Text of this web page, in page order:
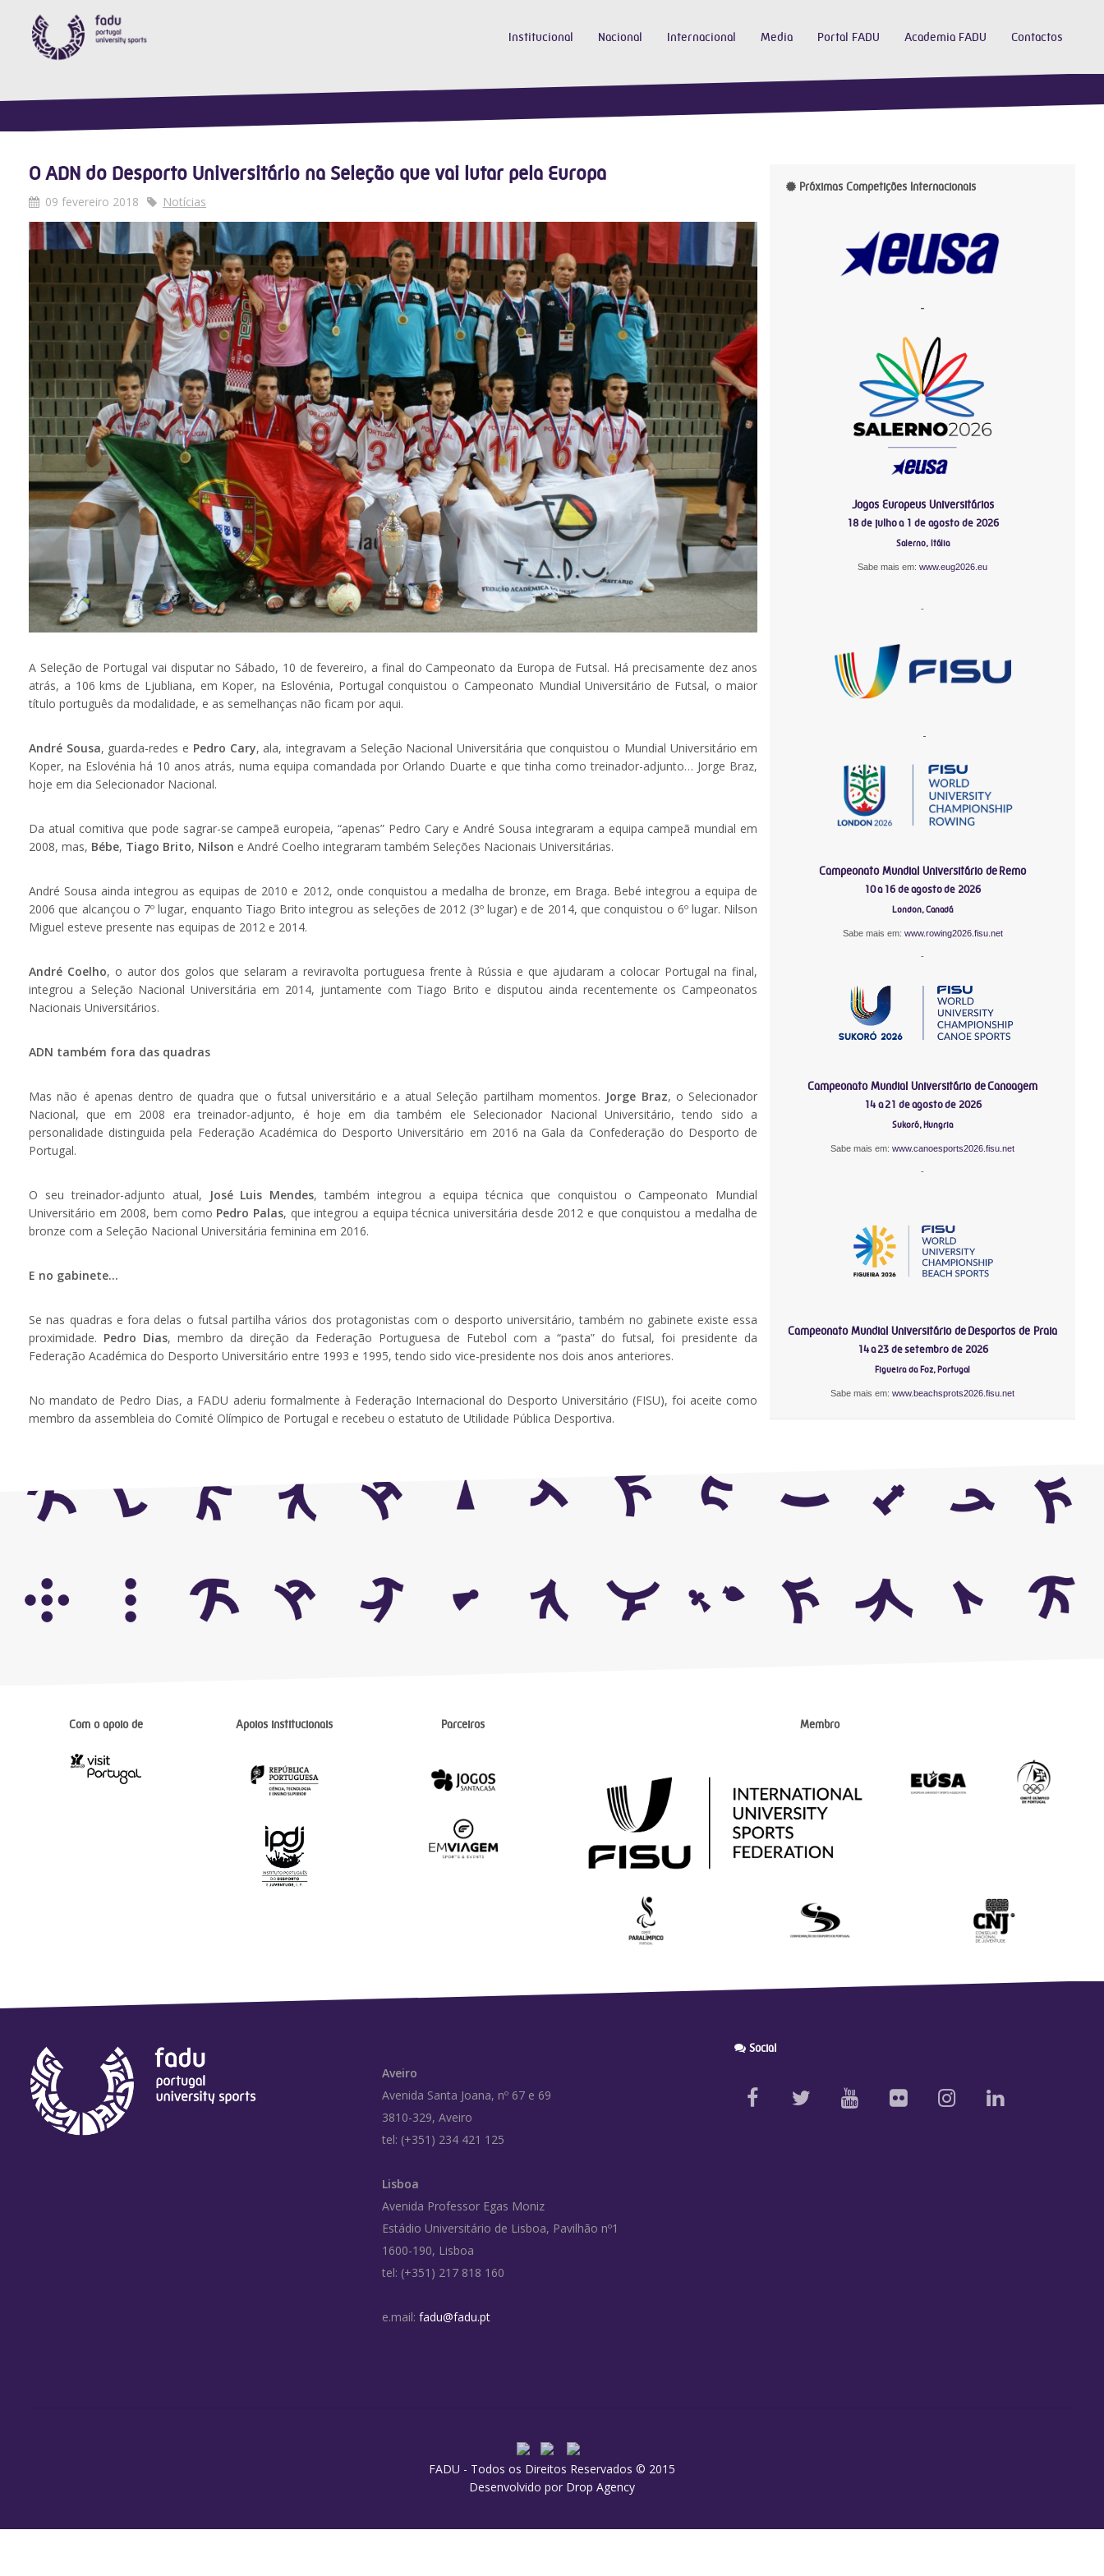
Institucional Nacional Internacional Media Portal FADU Academia FADU Contactos
O ADN do Desporto Universitário na Seleção que vai lutar pela Europa
09 fevereiro 2018 Notícias
A Seleção de Portugal vai disputar no Sábado, 10 de fevereiro, a final do Campeonato da Europa de Futsal. Há precisamente dez anos
atrás, a 106 kms de Ljubliana, em Koper, na Eslovénia, Portugal conquistou o Campeonato Mundial Universitário de Futsal, o maior
título português da modalidade, e as semelhanças não ficam por aqui.
André Sousa, guarda-redes e Pedro Cary, ala, integravam a Seleção Nacional Universitária que conquistou o Mundial Universitário em
Koper, na Eslovénia há 10 anos atrás, numa equipa comandada por Orlando Duarte e que tinha como treinador-adjunto… Jorge Braz,
hoje em dia Selecionador Nacional.
Da atual comitiva que pode sagrar-se campeã europeia, “apenas” Pedro Cary e André Sousa integraram a equipa campeã mundial em
2008, mas, Bébe, Tiago Brito, Nilson e André Coelho integraram também Seleções Nacionais Universitárias.
André Sousa ainda integrou as equipas de 2010 e 2012, onde conquistou a medalha de bronze, em Braga. Bebé integrou a equipa de
2006 que alcançou o 7º lugar, enquanto Tiago Brito integrou as seleções de 2012 (3º lugar) e de 2014, que conquistou o 6º lugar. Nilson
Miguel esteve presente nas equipas de 2012 e 2014.
André Coelho, o autor dos golos que selaram a reviravolta portuguesa frente à Rússia e que ajudaram a colocar Portugal na final,
integrou a Seleção Nacional Universitária em 2014, juntamente com Tiago Brito e disputou ainda recentemente os Campeonatos
Nacionais Universitários.
ADN também fora das quadras
Mas não é apenas dentro de quadra que o futsal universitário e a atual Seleção partilham momentos. Jorge Braz, o Selecionador
Nacional, que em 2008 era treinador-adjunto, é hoje em dia também ele Selecionador Nacional Universitário, tendo sido a
personalidade distinguida pela Federação Académica do Desporto Universitário em 2016 na Gala da Confederação do Desporto de
Portugal.
O seu treinador-adjunto atual, José Luis Mendes, também integrou a equipa técnica que conquistou o Campeonato Mundial
Universitário em 2008, bem como Pedro Palas, que integrou a equipa técnica universitária desde 2012 e que conquistou a medalha de
bronze com a Seleção Nacional Universitária feminina em 2016.
E no gabinete…
Se nas quadras e fora delas o futsal partilha vários dos protagonistas com o desporto universitário, também no gabinete existe essa
proximidade. Pedro Dias, membro da direção da Federação Portuguesa de Futebol com a “pasta” do futsal, foi presidente da
Federação Académica do Desporto Universitário entre 1993 e 1995, tendo sido vice-presidente nos dois anos anteriores.
No mandato de Pedro Dias, a FADU aderiu formalmente à Federação Internacional do Desporto Universitário (FISU), foi aceite como
membro da assembleia do Comité Olímpico de Portugal e recebeu o estatuto de Utilidade Pública Desportiva.
Próximas Competições Internacionais
-
Jogos Europeus Universitários
18 de julho a 1 de agosto de 2026
Salerno, Itália
Sabe mais em:www.eug2026.eu
-
-
Campeonato Mundial Universitário de Remo
10 a 16 de agosto de 2026
London, Canadá
Sabe mais em: www.rowing2026.fisu.net
-
Campeonato Mundial Universitário de Canoagem
14 a 21 de agosto de 2026
Sukoró, Hungria
Sabe mais em:www.canoesports2026.fisu.net
-
Campeonato Mundial Universitário de Desportos de Praia
14 a 23 de setembro de 2026
Figueira da Foz, Portugal
Sabe mais em:www.beachsprots2026.fisu.net
Com o apoio de Apoios institucionais Parceiros Membro
Aveiro
Avenida Santa Joana, nº 67 e 69
3810-329, Aveiro
tel: (+351) 234 421 125
Lisboa
Avenida Professor Egas Moniz
Estádio Universitário de Lisboa, Pavilhão nº1
1600-190, Lisboa
tel: (+351) 217 818 160
e.mail: fadu@fadu.pt
Social
FADU - Todos os Direitos Reservados © 2015
Desenvolvido por Drop Agency